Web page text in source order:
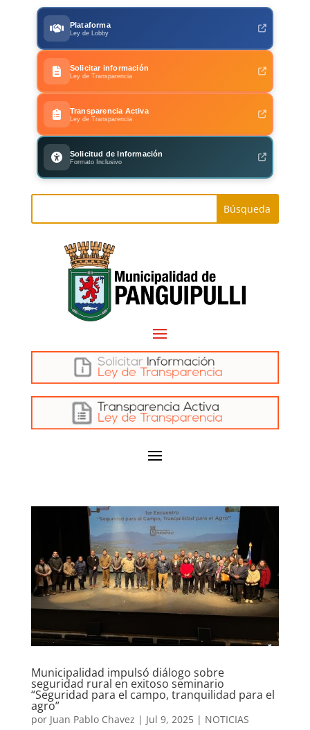
Plataforma
Ley de Lobby
Solicitar información
Ley de Transparencia
Transparencia Activa
Ley de Transparencia
Solicitud de Información
Formato Inclusivo
Municipalidad impulsó diálogo sobre
seguridad rural en exitoso seminario
“Seguridad para el campo, tranquilidad para el
agro”
por Juan Pablo Chavez | Jul 9, 2025| NOTICIAS